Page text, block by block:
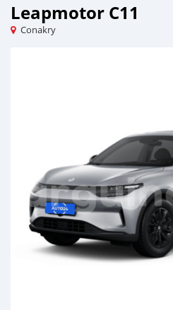
Leapmotor C11
Conakry